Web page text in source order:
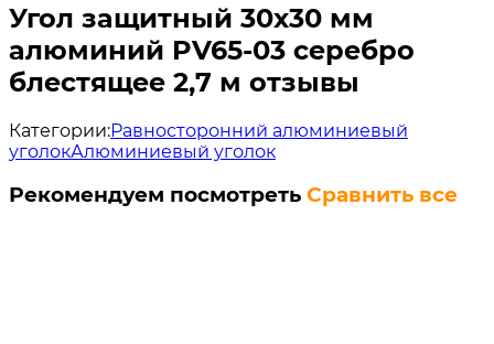
Угол защитный 30х30 мм
алюминий PV65-03 серебро
блестящее 2,7 м отзывы
Категории:Равносторонний алюминиевый
уголокАлюминиевый уголок
Рекомендуем посмотреть Сравнить все